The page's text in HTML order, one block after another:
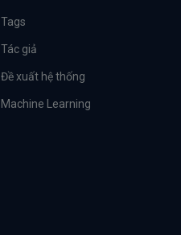
Tags
Tác giả
Đề xuất hệ thống
Machine Learning